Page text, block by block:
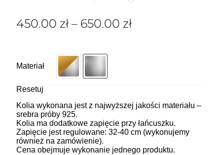
450.00 zł – 650.00 zł
Materiał
Resetuj
Kolia wykonana jest z najwyższej jakości materiału –
srebra próby 925.
Kolia ma dodatkowe zapięcie przy łańcuszku.
Zapięcie jest regulowane: 32-40 cm (wykonujemy
również na zamówienie).
Cena obejmuje wykonanie jednego produktu.